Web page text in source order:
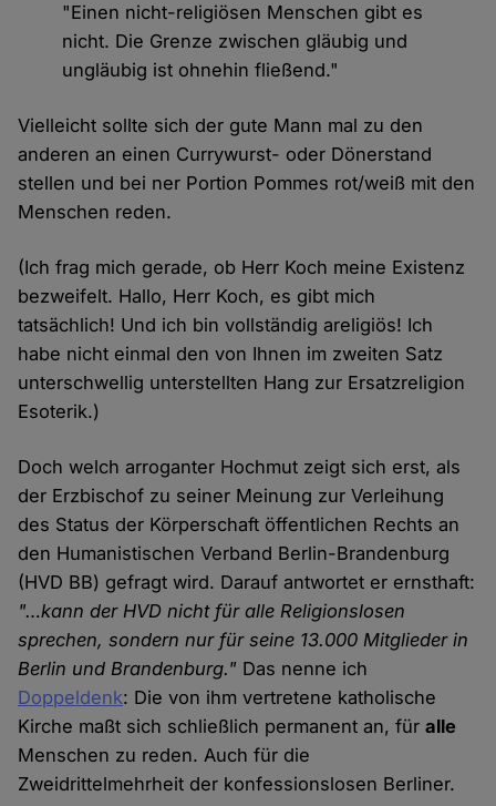
"Einen nicht-religiösen Menschen gibt es
nicht. Die Grenze zwischen gläubig und
ungläubig ist ohnehin fließend."
Vielleicht sollte sich der gute Mann mal zu den
anderen an einen Currywurst- oder Dönerstand
stellen und bei ner Portion Pommes rot/weiß mit den
Menschen reden.
(Ich frag mich gerade, ob Herr Koch meine Existenz
bezweifelt. Hallo, Herr Koch, es gibt mich
tatsächlich! Und ich bin vollständig areligiös! Ich
habe nicht einmal den von Ihnen im zweiten Satz
unterschwellig unterstellten Hang zur Ersatzreligion
Esoterik.)
Doch welch arroganter Hochmut zeigt sich erst, als
der Erzbischof zu seiner Meinung zur Verleihung
des Status der Körperschaft öffentlichen Rechts an
den Humanistischen Verband Berlin-Brandenburg
(HVD BB) gefragt wird. Darauf antwortet er ernsthaft:
"…kann der HVD nicht für alle Religionslosen
sprechen, sondern nur für seine 13.000 Mitglieder in
Berlin und Brandenburg." Das nenne ich
Doppeldenk: Die von ihm vertretene katholische
Kirche maßt sich schließlich permanent an, füralle
Menschen zu reden. Auch für die
Zweidrittelmehrheit der konfessionslosen Berliner.